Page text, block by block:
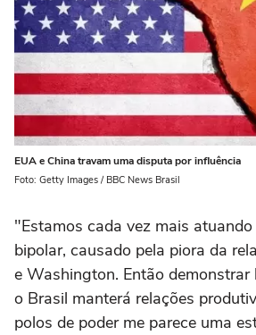
EUA e China travam uma disputa por influência
Foto: Getty Images / BBC News Brasil
"Estamos cada vez mais
bipolar, causado pela piora da
e Washington. Então
o Brasil manterá relações
polos de poder me parece uma